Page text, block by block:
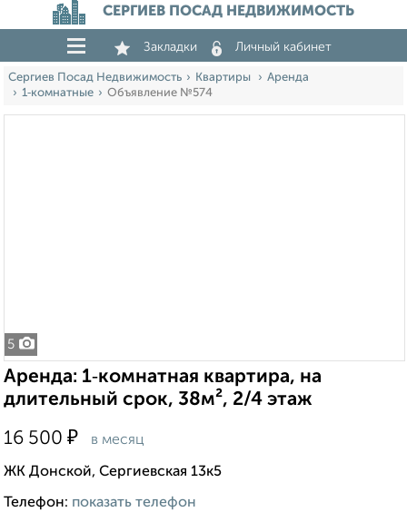
СЕРГИЕВ ПОСАД НЕДВИЖИМОСТЬ
Закладки Личный кабинет
Сергиев Посад Недвижимость Квартиры
Аренда
1‑комнатные
Объявление №574
5
Аренда: 1‑комнатная квартира, на
длительный срок, 38м², 2/4 этаж
16 500 ₽ в месяц
ЖК Донской, Сергиевская 13к5
Телефон: показать телефон